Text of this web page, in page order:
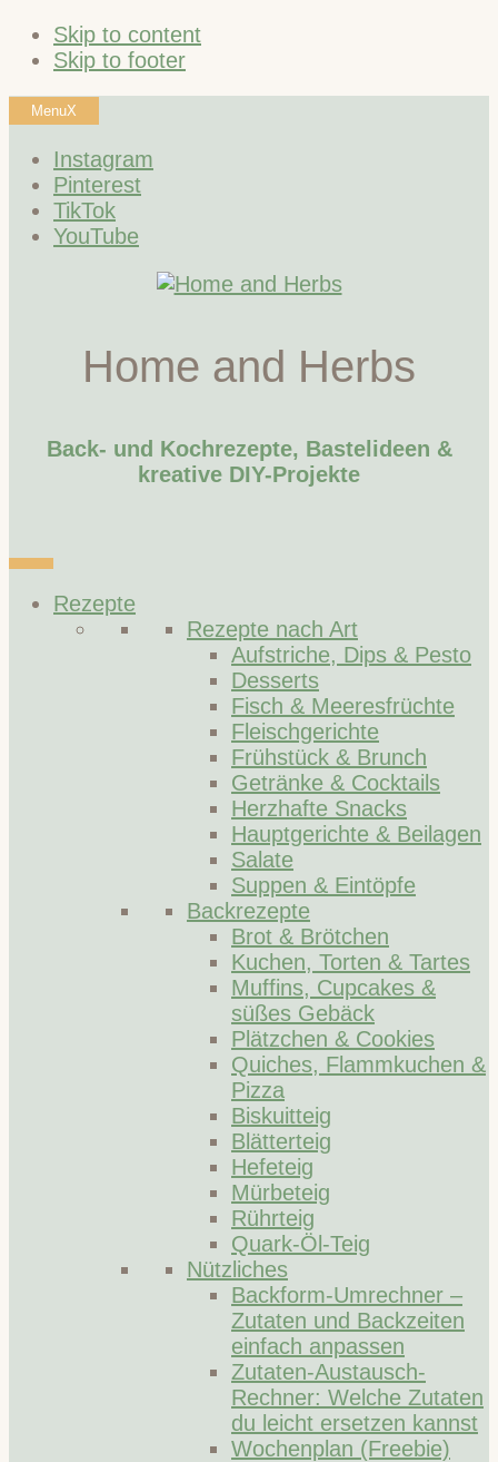
Skip to content
Skip to footer
MenuX
Instagram
Pinterest
TikTok
YouTube
Home and Herbs
Back- und Kochrezepte, Bastelideen &
kreative DIY-Projekte
Rezepte
Rezepte nach Art
Aufstriche, Dips & Pesto
Desserts
Fisch & Meeresfrüchte
Fleischgerichte
Frühstück & Brunch
Getränke & Cocktails
Herzhafte Snacks
Hauptgerichte & Beilagen
Salate
Suppen & Eintöpfe
Backrezepte
Brot & Brötchen
Kuchen, Torten & Tartes
Muffins, Cupcakes &
süßes Gebäck
Plätzchen & Cookies
Quiches, Flammkuchen &
Pizza
Biskuitteig
Blätterteig
Hefeteig
Mürbeteig
Rührteig
Quark-Öl-Teig
Nützliches
Backform-Umrechner –
Zutaten und Backzeiten
einfach anpassen
Zutaten-Austausch-
Rechner: Welche Zutaten
du leicht ersetzen kannst
Wochenplan (Freebie)